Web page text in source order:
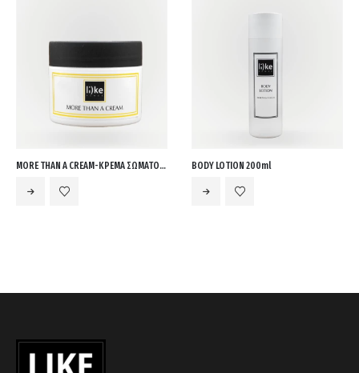
MORE THAN A CREAM-ΚΡΕΜΑ ΣΩΜΑΤΟΣ 150ml BODY LOTION 200ml